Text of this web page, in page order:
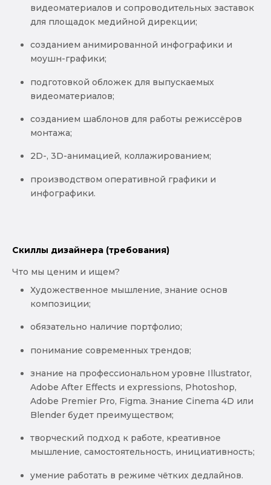
видеоматериалов и сопроводительных заставок
для площадок медийной дирекции;
созданием анимированной инфографики и
моушн-графики;
подготовкой обложек для выпускаемых
видеоматериалов;
созданием шаблонов для работы режиссёров
монтажа;
2D-, 3D-анимацией, коллажированием;
производством оперативной графики и
инфографики.
Скиллы дизайнера (требования)
Что мы ценим и ищем?
Художественное мышление, знание основ
композиции;
обязательно наличие портфолио;
понимание современных трендов;
знание на профессиональном уровне Illustrator,
Adobe After Effects и expressions, Photoshop,
Adobe Premier Pro, Figma. Знание Cinema 4D или
Blender будет преимуществом;
творческий подход к работе, креативное
мышление, самостоятельность, инициативность;
умение работать в режиме чётких дедлайнов.